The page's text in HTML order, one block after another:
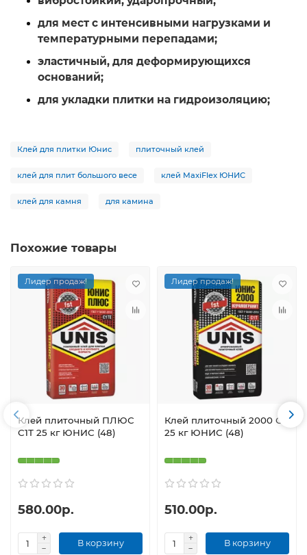
для мест с интенсивными нагрузками и
температурными перепадами;
эластичный, для деформирующихся
оснований;
для укладки плитки на гидроизоляцию;
Клей для плитки Юнис плиточный клей
клей для плит большого весе клей MaxiFlex ЮНИС
клей для камня для камина
Похожие товары
Лидер продаж!
Клей плиточный ПЛЮС
С1Т 25 кг ЮНИС (48)
580.00р.
В корзину
Лидер продаж!
Клей плиточный 2000 С1
25 кг ЮНИС (48)
510.00р.
В корзину